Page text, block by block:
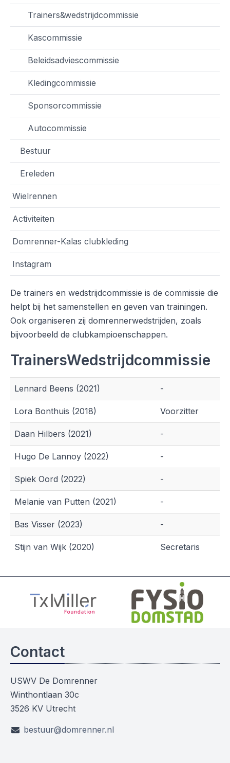
Trainers&wedstrijdcommissie
Kascommissie
Beleidsadviescommissie
Kledingcommissie
Sponsorcommissie
Autocommissie
Bestuur
Ereleden
Wielrennen
Activiteiten
Domrenner-Kalas clubkleding
Instagram
De trainers en wedstrijdcommissie is de commissie die
helpt bij het samenstellen en geven van trainingen.
Ook organiseren zij domrennerwedstrijden, zoals
bijvoorbeeld de clubkampioenschappen.
TrainersWedstrijdcommissie
Lennard Beens (2021) -
Lora Bonthuis (2018) Voorzitter
Daan Hilbers (2021) -
Hugo De Lannoy (2022) -
Spiek Oord (2022) -
Melanie van Putten (2021) -
Bas Visser (2023) -
Stijn van Wijk (2020) Secretaris
Contact
USWV De Domrenner
Winthontlaan 30c
3526 KV Utrecht
bestuur@domrenner.nl